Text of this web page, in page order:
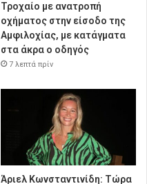
Τροχαίο με ανατροπή
οχήματος στην είσοδο της
Αμφιλοχίας, με κατάγματα
στα άκρα ο οδηγός
7 λεπτά πρίν
Άριελ Κωνσταντινίδη: Τώρα